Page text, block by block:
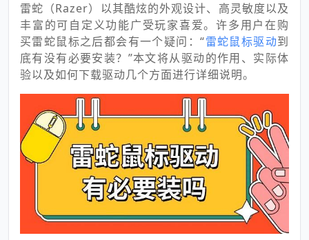
雷蛇（Razer）以其酷炫的外观设计、高灵敏度以及
丰富的可自定义功能广受玩家喜爱。许多用户在购
买雷蛇鼠标之后都会有一个疑问：“雷蛇鼠标驱动到
底有没有必要安装？”本文将从驱动的作用、实际体
验以及如何下载驱动几个方面进行详细说明。